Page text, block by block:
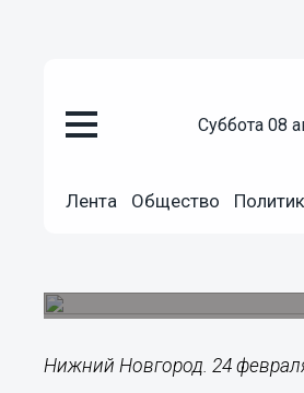
суббота 08
Лента Общество
24.02.202513:58
Нижний Новгород. 24